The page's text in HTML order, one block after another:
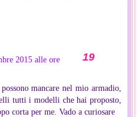
2015 alle ore
mancare nel mio armadio,
tutti i modelli che hai proposto,
corta per me. Vado a curiosare